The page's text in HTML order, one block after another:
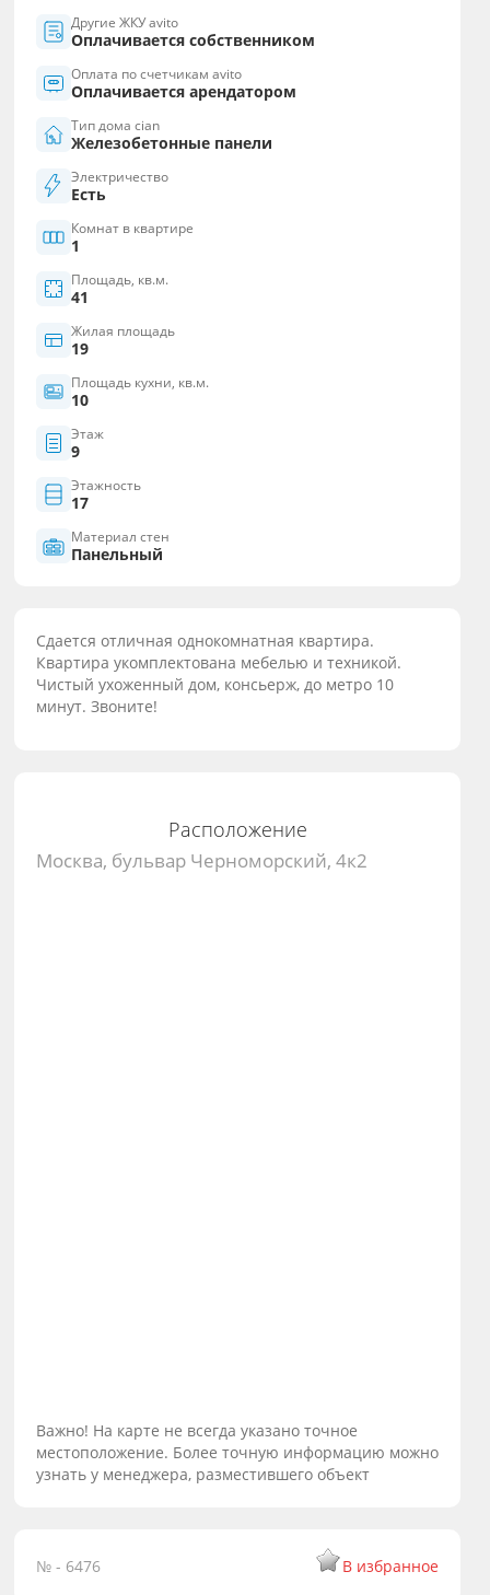
Другие ЖКУ avito
Оплачивается собственником
Оплата по счетчикам avito
Оплачивается арендатором
Тип дома cian
Железобетонные панели
Электричество
Есть
Комнат в квартире
1
Площадь, кв.м.
41
Жилая площадь
19
Площадь кухни, кв.м.
10
Этаж
9
Этажность
17
Материал стен
Панельный
Сдается отличная однокомнатная квартира.
Квартира укомплектована мебелью и техникой.
Чистый ухоженный дом, консьерж, до метро 10
минут. Звоните!
Расположение
Москва, бульвар Черноморский, 4к2
Важно! На карте не всегда указано точное
местоположение. Более точную информацию можно
узнать у менеджера, разместившего объект
№ - 6476 В избранное